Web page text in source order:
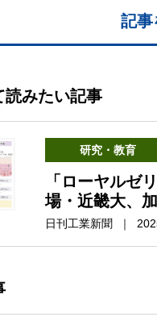
記事
読みたい記事
研究・教育
「ローヤルゼ
場・近畿大、
日刊工業新聞 ｜